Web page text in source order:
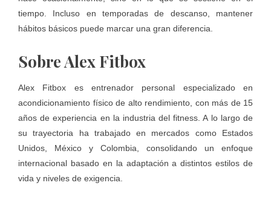
tiempo. Incluso en temporadas de descanso, mantener
hábitos básicos puede marcar una gran diferencia.
Sobre Alex Fitbox
Alex Fitbox es entrenador personal especializado en
acondicionamiento físico de alto rendimiento, con más de 15
años de experiencia en la industria del fitness. A lo largo de
su trayectoria ha trabajado en mercados como Estados
Unidos, México y Colombia, consolidando un enfoque
internacional basado en la adaptación a distintos estilos de
vida y niveles de exigencia.